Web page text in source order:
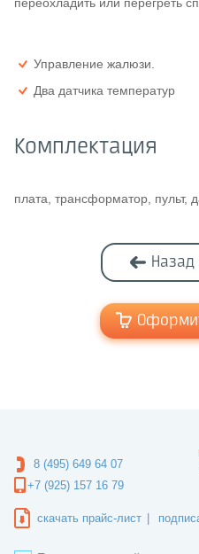
Управление жалюзи.
Два датчика температур
Комплектация
плата, трансформатор, пульт,
Назад
8 (495) 649 64 07
+7 (925) 157 16 79
скачать прайс-лист